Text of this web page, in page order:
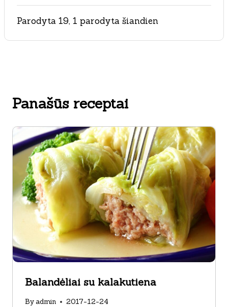
Parodyta 19, 1 parodyta šiandien
Panašūs receptai
Balandėliai su kalakutiena
By admin 2017-12-24